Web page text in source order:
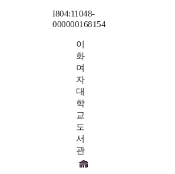
I804:11048-
000000168154
이
화
여
자
대
학
교
도
서
관